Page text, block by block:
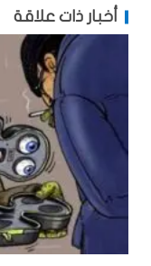
أخبار ذات علاقة